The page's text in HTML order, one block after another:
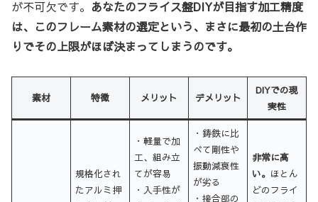
が不可欠です。 あなたのフライス盤DIYが目指す加工精度
は、このフレーム素材の選定という、まさに最初の土台作
りでその上限がほぼ決まってしまうのです。
素材 特徴 メリット デメリット
DIYでの現
実性
規格化され
たアルミ押
・軽量で加
工、組み立
てが容易
・入手性が
・鋳鉄に比
べて剛性や
振動減衰性
が劣る
・接合部の
非常に高
い。 ほとん
どのフライ